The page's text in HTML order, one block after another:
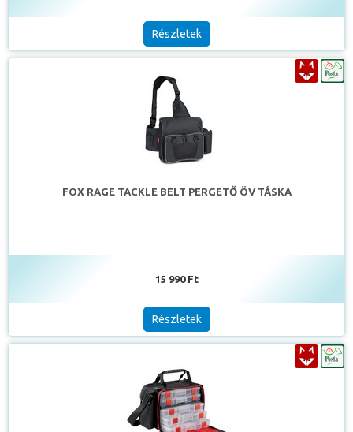
Részletek
FOX RAGE TACKLE BELT PERGETŐ ÖV TÁSKA
15 990 Ft
Részletek